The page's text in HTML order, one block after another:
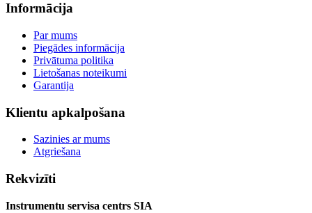
Informācija
Par mums
Piegādes informācija
Privātuma politika
Lietošanas noteikumi
Garantija
Klientu apkalpošana
Sazinies ar mums
Atgriešana
Rekvizīti
Instrumentu servisa centrs SIA